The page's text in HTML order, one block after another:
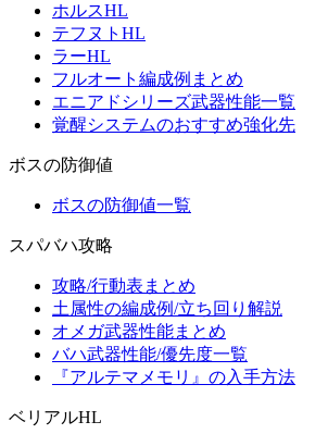
ホルスHL
テフヌトHL
ラーHL
フルオート編成例まとめ
エニアドシリーズ武器性能一覧
覚醒システムのおすすめ強化先
ボスの防御値
ボスの防御値一覧
スパバハ攻略
攻略/行動表まとめ
土属性の編成例/立ち回り解説
オメガ武器性能まとめ
バハ武器性能/優先度一覧
『アルテマメモリ』の入手方法
ベリアルHL